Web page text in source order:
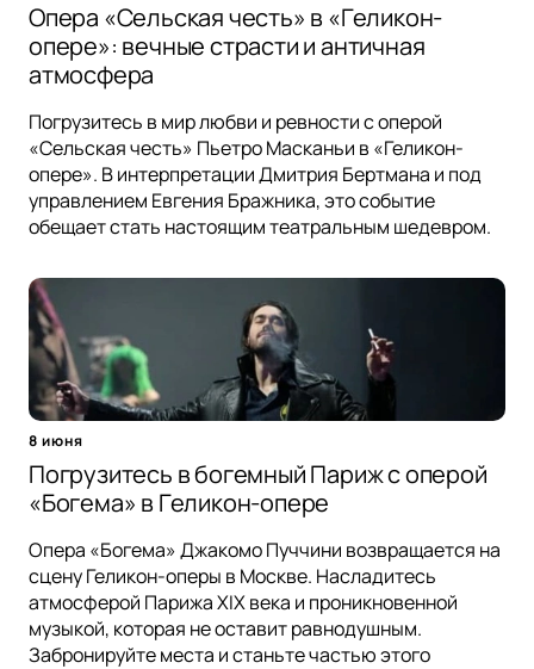
Опера «Сельская честь» в «Геликон-
опере»: вечные страсти и античная
атмосфера
Погрузитесь в мир любви и ревности с оперой
«Сельская честь» Пьетро Масканьи в «Геликон-
опере». В интерпретации Дмитрия Бертмана и под
управлением Евгения Бражника, это событие
обещает стать настоящим театральным шедевром.
8 июня
Погрузитесь в богемный Париж с оперой
«Богема» в Геликон-опере
Опера «Богема» Джакомо Пуччини возвращается на
сцену Геликон-оперы в Москве. Насладитесь
атмосферой Парижа XIX века и проникновенной
музыкой, которая не оставит равнодушным.
Забронируйте места и станьте частью этого